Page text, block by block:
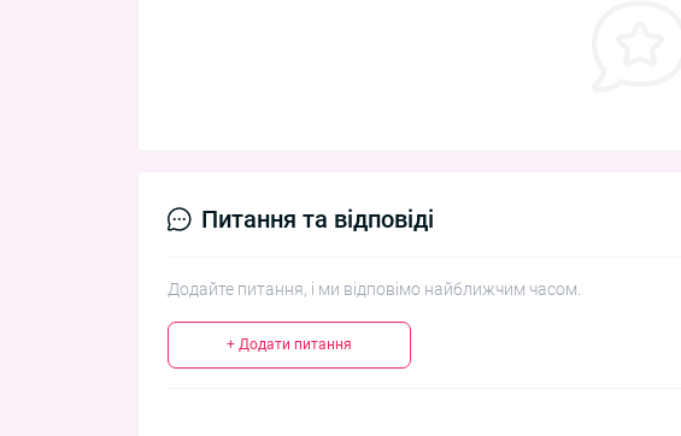
Питання та відповіді
Додайте питання, і ми відповімо найближчим часом.
+ Додати питання